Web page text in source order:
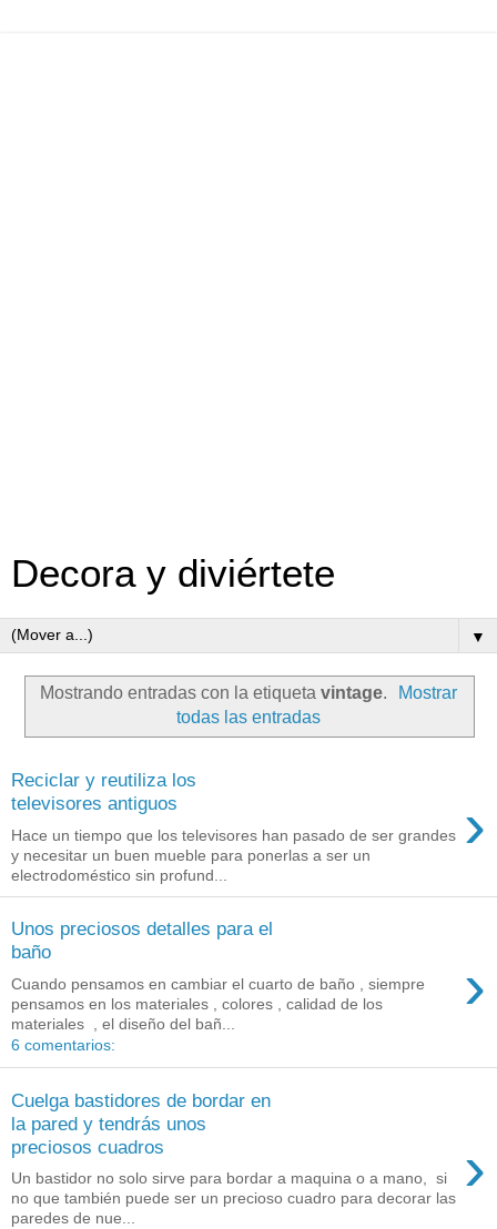
Decora y diviértete
▼
Mostrando entradas con la etiqueta vintage.
Mostrar
todas las entradas
Reciclar y reutiliza los
televisores antiguos
›
Hace un tiempo que los televisores han pasado de ser grandes
y necesitar un buen mueble para ponerlas a ser un
electrodoméstico sin profund...
Unos preciosos detalles para el
baño
›
Cuando pensamos en cambiar el cuarto de baño , siempre
pensamos en los materiales , colores , calidad de los
materiales , el diseño del bañ...
6 comentarios:
Cuelga bastidores de bordar en
la pared y tendrás unos
preciosos cuadros
›
Un bastidor no solo sirve para bordar a maquina o a mano, si
no que también puede ser un precioso cuadro para decorar las
paredes de nue...